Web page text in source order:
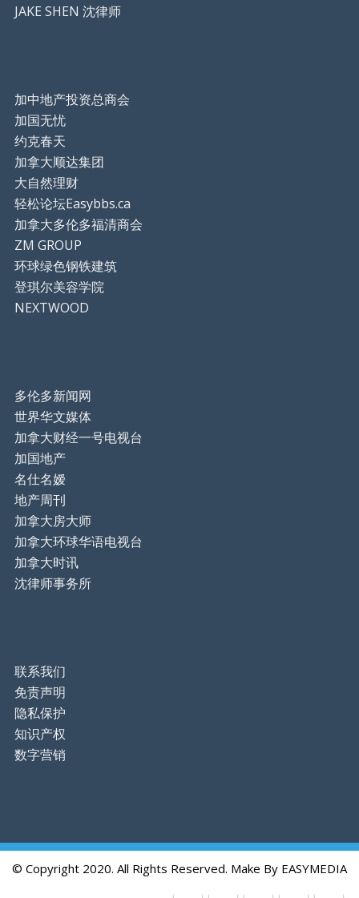
JAKE SHEN 沈律师
加中地产投资总商会
加国无忧
约克春天
加拿大顺达集团
大自然理财
轻松论坛Easybbs.ca
加拿大多伦多福清商会
ZM GROUP
环球绿色钢铁建筑
登琪尔美容学院
NEXTWOOD
多伦多新闻网
世界华文媒体
加拿大财经一号电视台
加国地产
名仕名嫒
地产周刊
加拿大房大师
加拿大环球华语电视台
加拿大时讯
沈律师事务所
联系我们
免责声明
隐私保护
知识产权
数字营销
© Copyright 2020. All Rights Reserved. Make By EASYMEDIA